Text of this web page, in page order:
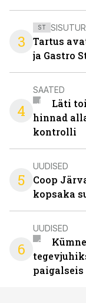
3
ST
Tartus
ja Gastro
4
SAATED
Läti
hinnad
kontrolli
5
UUDISED
Coop
kopsaka
6
UUDISED